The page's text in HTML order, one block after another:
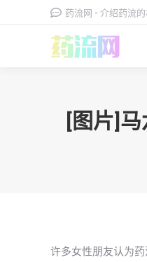
药流网 - 介绍药流
[图片]
许多女性朋友认为